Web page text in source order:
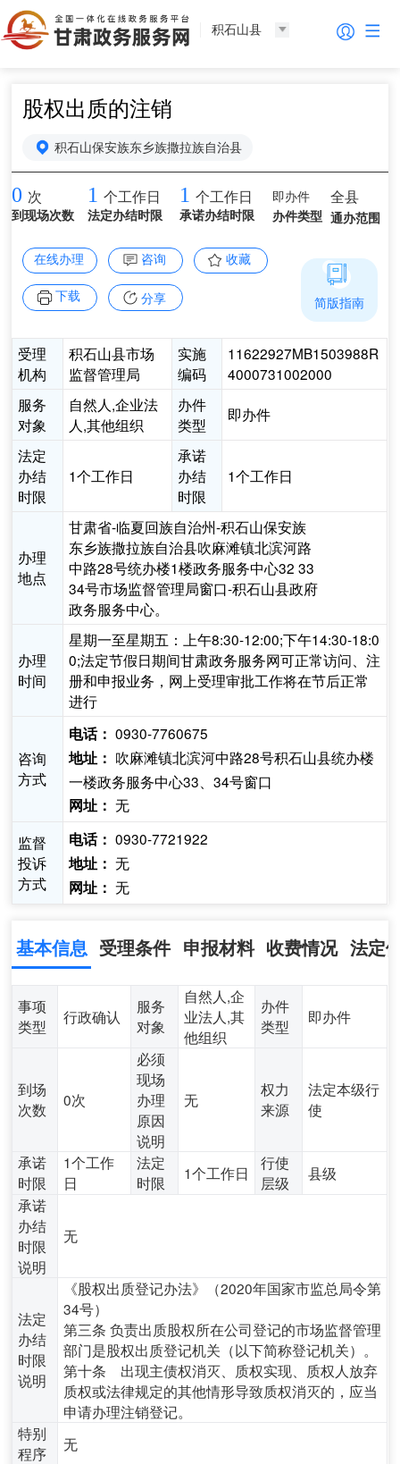
积石山县
股权出质的注销
积石山保安族东乡族撒拉族自治县
0 次
到现场次数
1 个工作日
法定办结时限
1 个工作日
承诺办结时限
即办件
办件类型
全县
通办范围
在线办理 咨询 收藏
下载 分享
受理
机构
积石山县市场
监督管理局
实施
编码
11622927MB1503988R
4000731002000
服务
对象
自然人,企业法
人,其他组织
办件
类型
即办件
法定
办结
时限
1个工作日
承诺
办结
时限
1个工作日
办理
地点
甘肃省-临夏回族自治州-积石山保安族
东乡族撒拉族自治县吹麻滩镇北滨河路
中路28号统办楼1楼政务服务中心32 33
34号市场监督管理局窗口-积石山县政府
政务服务中心。
办理
时间
星期一至星期五：上午8:30-12:00;下午14:30-18:0
0;法定节假日期间甘肃政务服务网可正常访问、注
册和申报业务，网上受理审批工作将在节后正常
进行
咨询
方式
电话： 0930-7760675
地址： 吹麻滩镇北滨河中路28号积石山县统办楼
一楼政务服务中心33、34号窗口
网址： 无
监督
投诉
方式
电话： 0930-7721922
地址： 无
网址： 无
简版指南
基本信息 受理条件 申报材料 收费情况 法定
事项
类型
行政确认
服务
对象
自然人,企
业法人,其
他组织
办件
类型
即办件
到场
次数
0次
必须
现场
办理
原因
说明
无
权力
来源
法定本级行
使
承诺
时限
1个工作
日
法定
时限
1个工作日
行使
层级
县级
承诺
办结
时限
说明
无
法定
办结
时限
说明
《股权出质登记办法》（2020年国家市监总局令第
34号）
第三条 负责出质股权所在公司登记的市场监督管理
部门是股权出质登记机关（以下简称登记机关）。
第十条 出现主债权消灭、质权实现、质权人放弃
质权或法律规定的其他情形导致质权消灭的，应当
申请办理注销登记。
特别
程序
无